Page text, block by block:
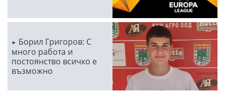
Борил Григоров: С
много работа и
постоянство всичко е
възможно